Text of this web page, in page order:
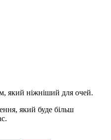
який ніжніший для очей.
який буде більш